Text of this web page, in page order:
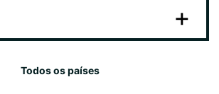
Todos os países